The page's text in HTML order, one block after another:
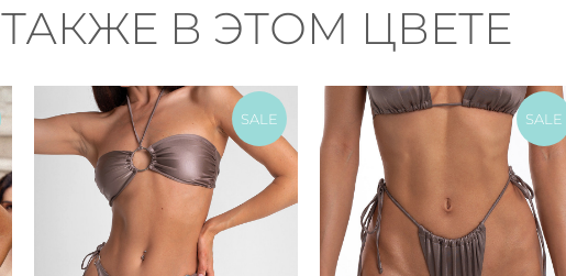
ТАКЖЕ В ЭТОМ ЦВЕТЕ
SALE SALE